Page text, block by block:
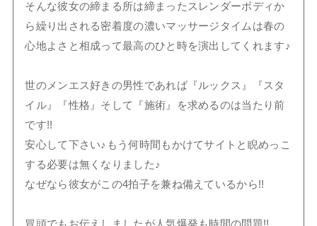
そんな彼女の締まる所は締まったスレンダーボディか
ら繰り出される密着度の濃いマッサージタイムは春の
心地よさと相成って最高のひと時を演出してくれます♪
世のメンエス好きの男性であれば『ルックス』『スタ
イル』『性格』そして『施術』を求めるのは当たり前
です!!
安心して下さい♪もう何時間もかけてサイトと睨めっこ
する必要は無くなりました♪
なぜなら彼女がこの4拍子を兼ね備えているから!!